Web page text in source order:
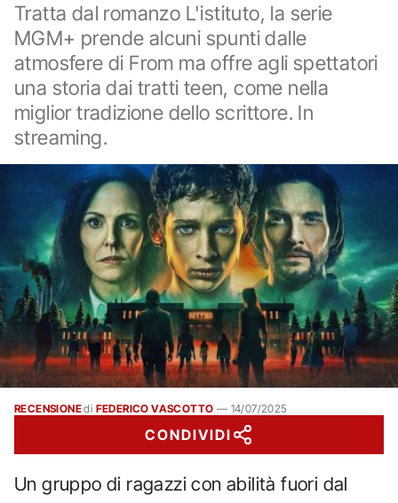
Tratta dal romanzo L'istituto, la serie
MGM+ prende alcuni spunti dalle
atmosfere di From ma offre agli spettatori
una storia dai tratti teen, come nella
miglior tradizione dello scrittore. In
streaming.
RECENSIONEdi FEDERICO VASCOTTO — 14/07/2025
CONDIVIDI
Un gruppo di ragazzi con abilità fuori dal